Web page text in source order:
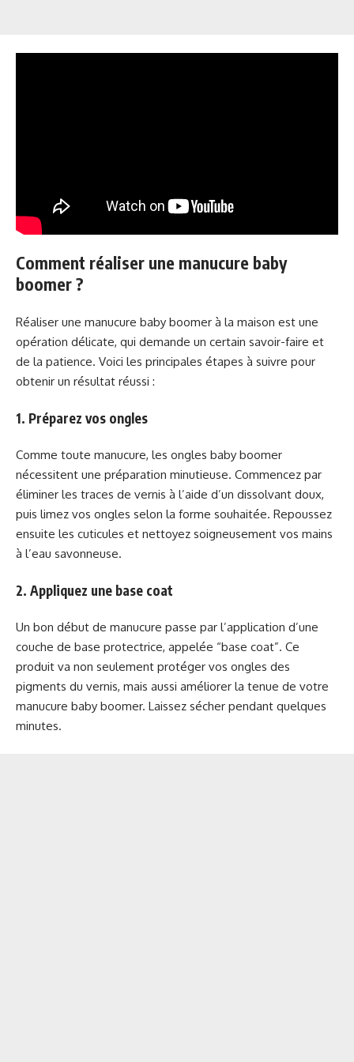
Comment réaliser une manucure baby
boomer ?
Réaliser une manucure baby boomer à la maison est une
opération délicate, qui demande un certain savoir-faire et
de la patience. Voici les principales étapes à suivre pour
obtenir un résultat réussi :
1. Préparez vos ongles
Comme toute manucure, les ongles baby boomer
nécessitent une préparation minutieuse. Commencez par
éliminer les traces de vernis à l’aide d’un dissolvant doux,
puis limez vos ongles selon la forme souhaitée. Repoussez
ensuite les cuticules et nettoyez soigneusement vos mains
à l’eau savonneuse.
2. Appliquez une base coat
Un bon début de manucure passe par l’application d’une
couche de base protectrice, appelée “base coat”. Ce
produit va non seulement protéger vos ongles des
pigments du vernis, mais aussi améliorer la tenue de votre
manucure baby boomer. Laissez sécher pendant quelques
minutes.